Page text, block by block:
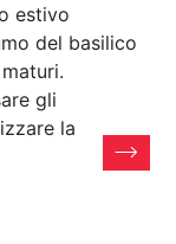
estivo
del basilico
gli
la